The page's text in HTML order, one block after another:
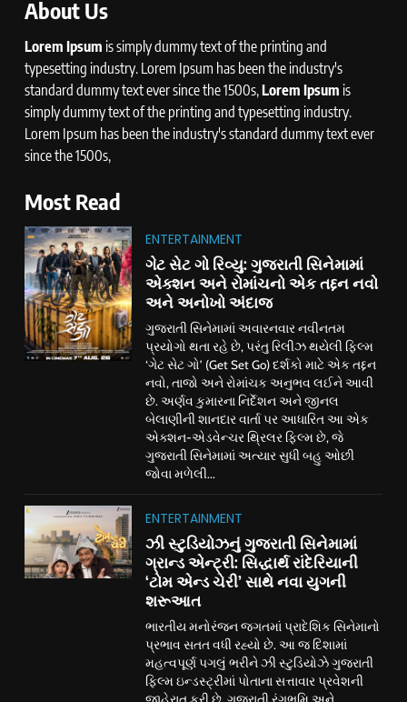
About Us
Lorem Ipsum is simply dummy text of the printing and
typesetting industry. Lorem Ipsum has been the industry's
standard dummy text ever since the 1500s,Lorem Ipsum is
simply dummy text of the printing and typesetting industry.
Lorem Ipsum has been the industry's standard dummy text ever
since the 1500s,
Most Read
ENTERTAINMENT
ગેટ સેટ ગો રિવ્યુ: ગુજરાતી સિનેમામાં
એક્શન અને રોમાંચનો એક તદ્દન નવો
અને અનોખો અંદાજ
ગુજરાતી સિનેમામાં અવારનવાર નવીનતમ
પ્રયોગો થતા રહે છે, પરંતુ રિલીઝ થયેલી ફિલ્મ
‘ગેટ સેટ ગો’ (Get Set Go) દર્શકો માટે એક તદ્દન
નવો, તાજો અને રોમાંચક અનુભવ લઈને આવી
છે. અર્ણવ કુમારના નિર્દેશન અને જીનલ
બેલાણીની શાનદાર વાર્તા પર આધારિત આ એક
એક્શન-એડવેન્ચર થ્રિલર ફિલ્મ છે, જે
ગુજરાતી સિનેમામાં અત્યાર સુધી બહુ ઓછી
જોવા મળેલી...
ENTERTAINMENT
ઝી સ્ટુડિયોઝનું ગુજરાતી સિનેમામાં
ગ્રાન્ડ એન્ટ્રી: સિદ્ધાર્થ રાંદેરિયાની
‘ટોમ એન્ડ ચેરી’ સાથે નવા યુગની
શરૂઆત
ભારતીય મનોરંજન જગતમાં પ્રાદેશિક સિનેમાનો
પ્રભાવ સતત વધી રહ્યો છે. આ જ દિશામાં
મહત્વપૂર્ણ પગલું ભરીને ઝી સ્ટુડિયોઝે ગુજરાતી
ફિલ્મ ઇન્ડસ્ટ્રીમાં પોતાના સત્તાવાર પ્રવેશની
જાહેરાત કરી છે. ગુજરાતી રંગભૂમિ અને